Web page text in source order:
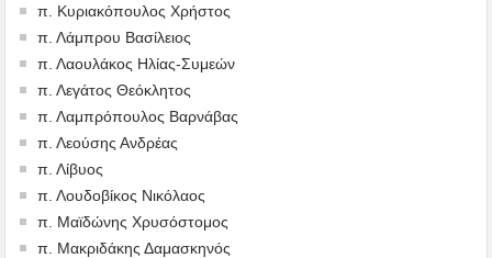
π. Κυριακόπουλος Χρήστος
π. Λάμπρου Βασίλειος
π. Λαουλάκος Ηλίας-Συμεών
π. Λεγάτος Θεόκλητος
π. Λαμπρόπουλος Βαρνάβας
π. Λεούσης Ανδρέας
π. Λίβυος
π. Λουδοβίκος Νικόλαος
π. Μαϊδώνης Χρυσόστομος
π. Μακριδάκης Δαμασκηνός